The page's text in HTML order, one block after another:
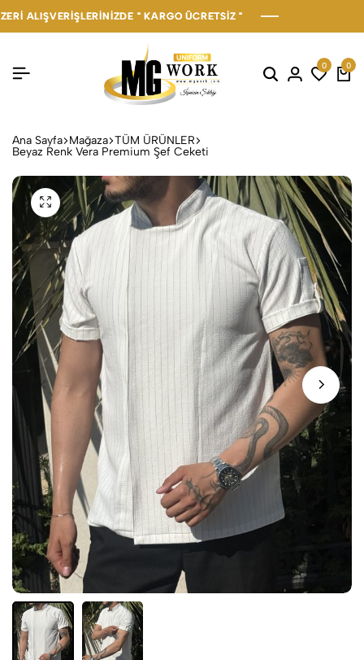
" KARGO ÜCRETSİZ "
" KARGO ÜCRETSİZ "
" KARGO ÜCRETSİZ "
0 0
Ana Sayfa Mağaza TÜM ÜRÜNLER
Beyaz Renk Vera Premium Şef Ceketi